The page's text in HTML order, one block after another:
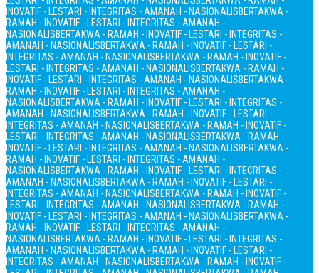
INOVATIF - LESTARI - INTEGRITAS - AMANAH - NASIONALISBERTAKWA -
RAMAH - INOVATIF - LESTARI - INTEGRITAS - AMANAH -
NASIONALISBERTAKWA - RAMAH - INOVATIF - LESTARI - INTEGRITAS -
AMANAH - NASIONALISBERTAKWA - RAMAH - INOVATIF - LESTARI -
INTEGRITAS - AMANAH - NASIONALISBERTAKWA - RAMAH - INOVATIF -
LESTARI - INTEGRITAS - AMANAH - NASIONALISBERTAKWA - RAMAH -
INOVATIF - LESTARI - INTEGRITAS - AMANAH - NASIONALISBERTAKWA -
RAMAH - INOVATIF - LESTARI - INTEGRITAS - AMANAH -
NASIONALISBERTAKWA - RAMAH - INOVATIF - LESTARI - INTEGRITAS -
AMANAH - NASIONALISBERTAKWA - RAMAH - INOVATIF - LESTARI -
INTEGRITAS - AMANAH - NASIONALISBERTAKWA - RAMAH - INOVATIF -
LESTARI - INTEGRITAS - AMANAH - NASIONALISBERTAKWA - RAMAH -
INOVATIF - LESTARI - INTEGRITAS - AMANAH - NASIONALISBERTAKWA -
RAMAH - INOVATIF - LESTARI - INTEGRITAS - AMANAH -
NASIONALISBERTAKWA - RAMAH - INOVATIF - LESTARI - INTEGRITAS -
AMANAH - NASIONALISBERTAKWA - RAMAH - INOVATIF - LESTARI -
INTEGRITAS - AMANAH - NASIONALISBERTAKWA - RAMAH - INOVATIF -
LESTARI - INTEGRITAS - AMANAH - NASIONALISBERTAKWA - RAMAH -
INOVATIF - LESTARI - INTEGRITAS - AMANAH - NASIONALISBERTAKWA -
RAMAH - INOVATIF - LESTARI - INTEGRITAS - AMANAH -
NASIONALISBERTAKWA - RAMAH - INOVATIF - LESTARI - INTEGRITAS -
AMANAH - NASIONALISBERTAKWA - RAMAH - INOVATIF - LESTARI -
INTEGRITAS - AMANAH - NASIONALISBERTAKWA - RAMAH - INOVATIF -